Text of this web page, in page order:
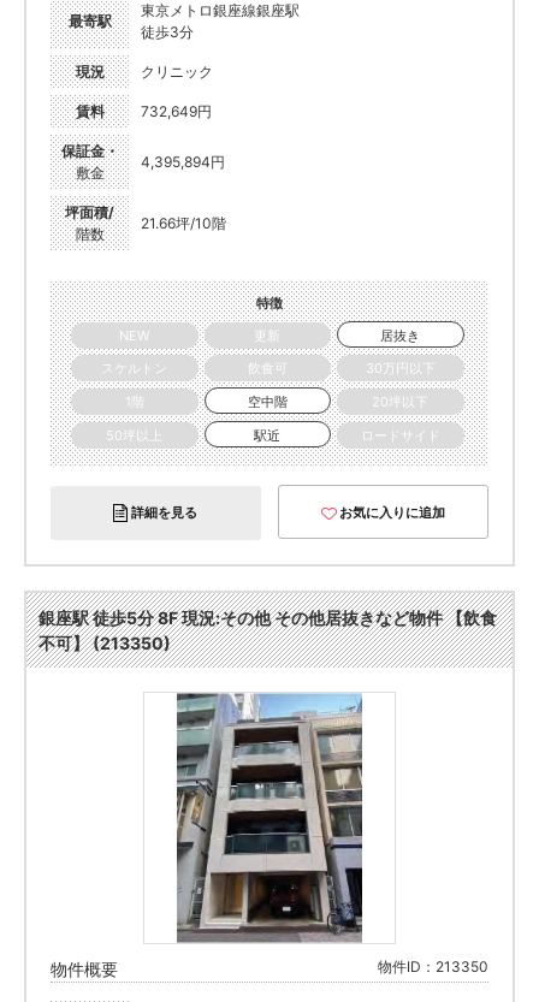
最寄駅
東京メトロ銀座線銀座駅
徒歩3分
現況 クリニック
賃料 732,649円
保証金・
敷金
4,395,894円
坪面積/
階数
21.66坪/10階
特徴
NEW
更新
居抜き
スケルトン
飲食可
30万円以下
1階
空中階
20坪以下
50坪以上
駅近 ロードサイド
詳細を見る お気に入りに追加
銀座駅 徒歩5分 8F 現況:その他 その他居抜きなど物件 【飲食
不可】 (213350)
物件概要 物件ID：213350